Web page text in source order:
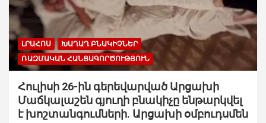
ԼՐԱՀՈՍ
ԽԱՂԱՂ ԲՆԱԿԻՉՆԵՐ
ՌԱԶՄԱԿԱՆ ՀԱՆՑԱԳՈՐԾՈՒԹՅՈՒՆ
Հուլիսի 26-ին գերեվարված Արցախի
Մաճկալաշեն գյուղի բնակիչը ենթարկվել
է խոշտանգումների. Արցախի օմբուդսմեն